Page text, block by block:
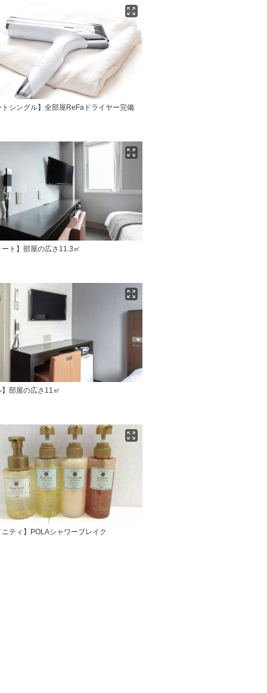
シングル】全部屋ReFaドライヤー完備
ト】部屋の広さ11.3㎡
部屋の広さ11㎡
ティ】POLAシャワーブレイク